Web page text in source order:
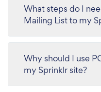
What steps do I
Mailing List to my
Why should I use
my Sprinklr site?